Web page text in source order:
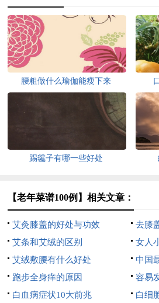
腰粗做什么瑜伽能瘦下来
踢毽子有哪一些好处
【老年菜谱100例】相关文章：
艾灸膝盖的好处与功效
去膝
艾条和艾绒的区别
女人
艾绒敷腰有什么好处
中国
跑步全身痒的原因
容易
白血病症状10大前兆
白细